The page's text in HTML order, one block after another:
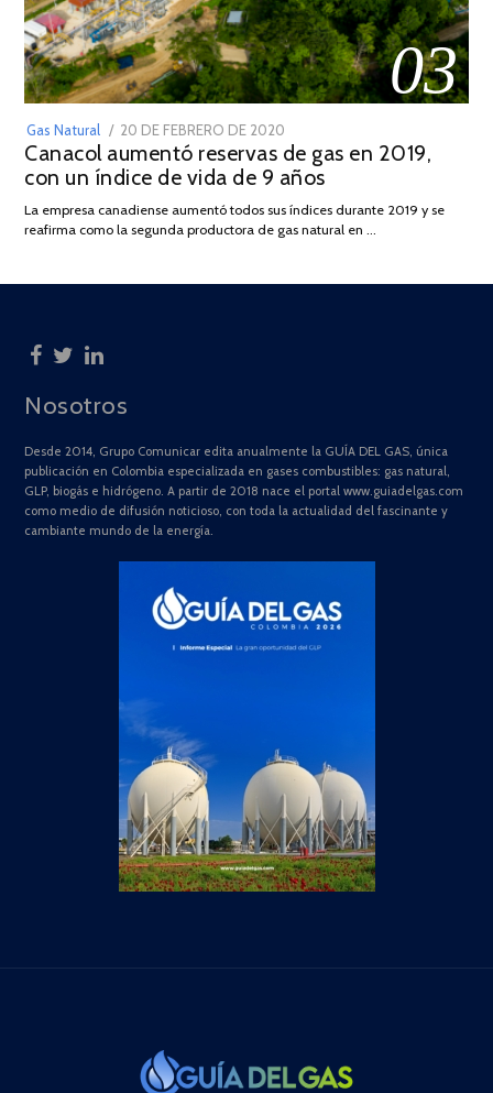
03
Gas Natural
POSTED
ON
20 DE FEBRERO DE 2020
DE
JULIO
2025
Canacol aumentó reservas de gas en 2019,
con un índice de vida de 9 años
La empresa canadiense aumentó todos sus índices durante 2019 y se
reafirma como la segunda productora de gas natural en …
Nosotros
Desde 2014, Grupo Comunicar edita anualmente la GUÍA DEL GAS, única
publicación en Colombia especializada en gases combustibles: gas natural,
GLP, biogás e hidrógeno. A partir de 2018 nace el portal www.guiadelgas.com
como medio de difusión noticioso, con toda la actualidad del fascinante y
cambiante mundo de la energía.